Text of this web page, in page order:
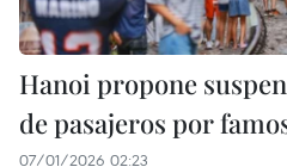
Hanoi propone
de pasajeros por
07/01/2026 02:23